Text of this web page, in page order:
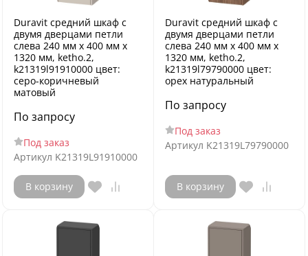
Duravit средний шкаф с
двумя дверцами петли
слева 240 мм х 400 мм х
1320 мм, ketho.2,
k21319l91910000 цвет:
серо-коричневый
матовый
По запросу
Под заказ
Артикул K21319L91910000
В корзину
Duravit средний шкаф с
двумя дверцами петли
слева 240 мм х 400 мм х
1320 мм, ketho.2,
k21319l79790000 цвет:
орех натуральный
По запросу
Под заказ
Артикул K21319L79790000
В корзину